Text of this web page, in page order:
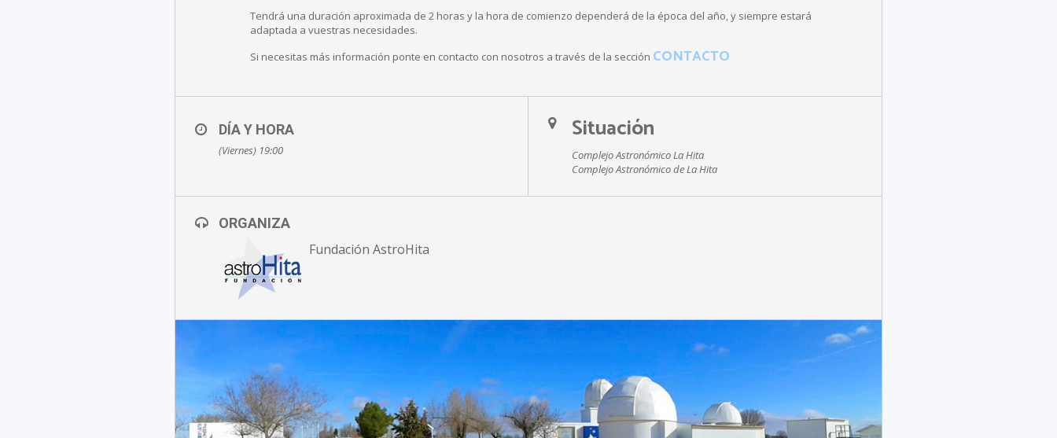
Tendrá una duración aproximada de 2 horas y la hora de comienzo dependerá de la época del año, y siempre estará
adaptada a vuestras necesidades.
Si necesitas más información ponte en contacto con nosotros a través de la sección CONTACTO
DÍA Y HORA
(Viernes) 19:00
Situación
Complejo Astronómico La Hita
Complejo Astronómico de La Hita
ORGANIZA
Fundación AstroHita